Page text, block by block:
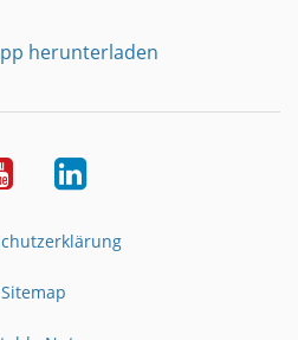
herunterladen
YouTubeLinkedIn
Sitemap